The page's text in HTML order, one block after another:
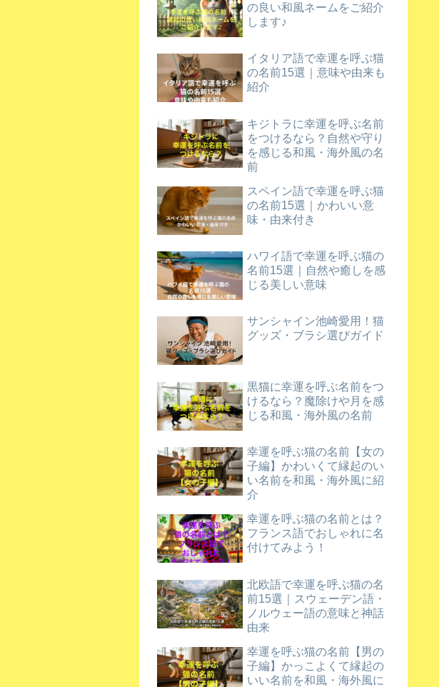
の良い和風ネームをご紹介
します♪
イタリア語で幸運を呼ぶ猫
の名前15選｜意味や由来も
紹介
キジトラに幸運を呼ぶ名前
をつけるなら？自然や守り
を感じる和風・海外風の名
前
スペイン語で幸運を呼ぶ猫
の名前15選｜かわいい意
味・由来付き
ハワイ語で幸運を呼ぶ猫の
名前15選｜自然や癒しを感
じる美しい意味
サンシャイン池崎愛用！猫
グッズ・ブラシ選びガイド
黒猫に幸運を呼ぶ名前をつ
けるなら？魔除けや月を感
じる和風・海外風の名前
幸運を呼ぶ猫の名前【女の
子編】かわいくて縁起のい
い名前を和風・海外風に紹
介
幸運を呼ぶ猫の名前とは？
フランス語でおしゃれに名
付けてみよう！
北欧語で幸運を呼ぶ猫の名
前15選｜スウェーデン語・
ノルウェー語の意味と神話
由来
幸運を呼ぶ猫の名前【男の
子編】かっこよくて縁起の
いい名前を和風・海外風に